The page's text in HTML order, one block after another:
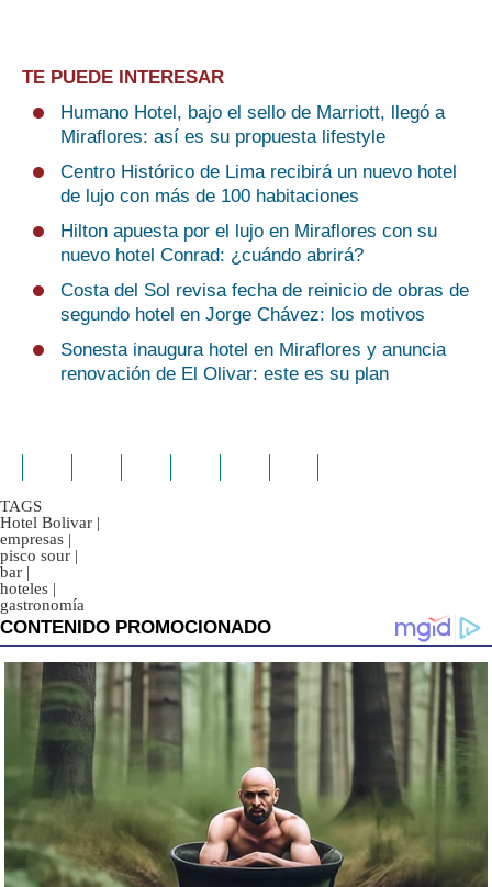
TE PUEDE INTERESAR
Humano Hotel, bajo el sello de Marriott, llegó a
Miraflores: así es su propuesta lifestyle
Centro Histórico de Lima recibirá un nuevo hotel
de lujo con más de 100 habitaciones
Hilton apuesta por el lujo en Miraflores con su
nuevo hotel Conrad: ¿cuándo abrirá?
Costa del Sol revisa fecha de reinicio de obras de
segundo hotel en Jorge Chávez: los motivos
Sonesta inaugura hotel en Miraflores y anuncia
renovación de El Olivar: este es su plan
TAGS
Hotel Bolivar |
empresas |
pisco sour |
bar |
hoteles |
gastronomía